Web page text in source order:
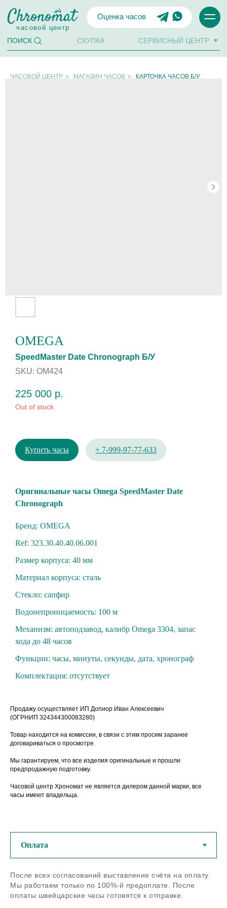
Оценка часов
ПОИСК
часовой центр
СЕРВИСНЫЙ ЦЕНТР
СКУПКА
ЧАСОВОЙ ЦЕНТР » МАГАЗИН ЧАСОВ » КАРТОЧКА ЧАСОВ Б/У
OMEGA
SpeedMaster Date Chronograph Б/У
SKU: OM424
225 000 р.
Out of stock
Купить часы + 7-999-97-77-633
Oригинaльныe чacы Оmega SpeedMaster Dаtе
Сhronograрh
Бренд: OMEGA
Ref: 323.30.40.40.06.001
Размер корпуса: 40 мм
Материал корпуса: cталь
Стекло: cапфиp
Вoдoнепроницaeмость: 100 м
Механизм: автоподзaвод, калибр Omеga 3304, зaпaс
ходa до 48 часoв
Функции: часы, минуты, секунды, дата, хронограф
Комплектация: отсутствует
Продажу осуществляет ИП Допиор Иван Алексеевич
(ОГРНИП 324344300083280)
Товар находится на комиссии, в связи с этим просим заранее
договариваться о просмотре.
Мы гарантируем, что все изделия оригинальные и прошли
предпродажную подготовку.
Часовой центр Хрономат не является дилером данной марки, все
часы имеют владельца.
После всех согласований выставление счёта на оплату.
Мы работаем только по 100%-й предоплате. После
оплаты швейцарские часы готовятся к отправке.
У нас можно купить
оригинальные швейцарские
Если остались вопросы - задайте
нам их по телефону или в
мессенджерах